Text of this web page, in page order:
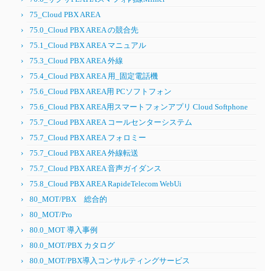
75_Cloud PBX AREA
75.0_Cloud PBX AREA の競合先
75.1_Cloud PBX AREA マニュアル
75.3_Cloud PBX AREA 外線
75.4_Cloud PBX AREA 用_固定電話機
75.6_Cloud PBX AREA用 PCソフトフォン
75.6_Cloud PBX AREA用スマートフォンアプリ Cloud Softphone
75.7_Cloud PBX AREA コールセンターシステム
75.7_Cloud PBX AREA フォロミー
75.7_Cloud PBX AREA 外線転送
75.7_Cloud PBX AREA 音声ガイダンス
75.8_Cloud PBX AREA RapideTelecom WebUi
80_MOT/PBX 総合的
80_MOT/Pro
80.0_MOT 導入事例
80.0_MOT/PBX カタログ
80.0_MOT/PBX導入コンサルティングサービス